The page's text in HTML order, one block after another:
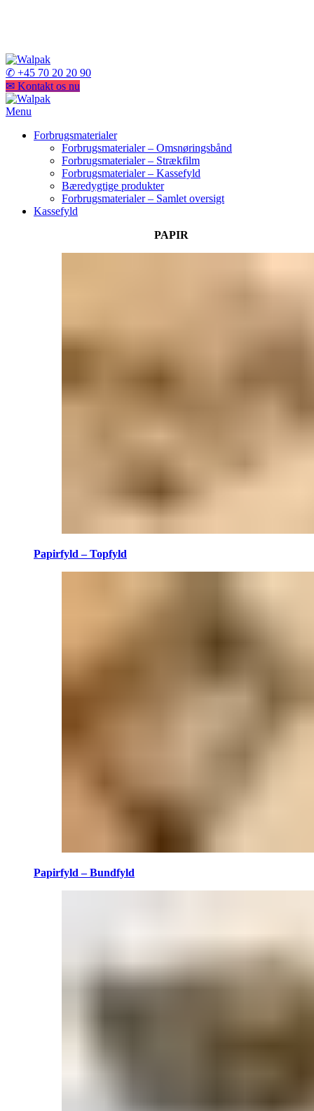
✆ +45 70 20 20 90
✉ Kontakt os nu
Menu
Forbrugsmaterialer
Forbrugsmaterialer – Omsnøringsbånd
Forbrugsmaterialer – Strækfilm
Forbrugsmaterialer – Kassefyld
Bæredygtige produkter
Forbrugsmaterialer – Samlet oversigt
Kassefyld
PAPIR
Papirfyld – Topfyld
Papirfyld – Bundfyld